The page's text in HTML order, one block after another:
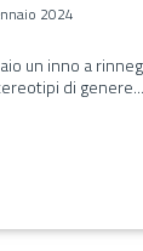
2024
un inno a
di genere...